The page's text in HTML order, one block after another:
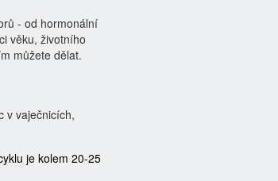
- od hormonální
věku, životního
můžete dělat.
v vaječnicích,
je kolem 20-25